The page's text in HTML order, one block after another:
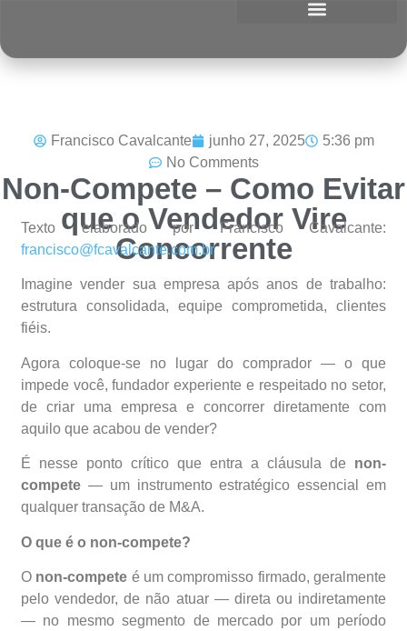
Francisco Cavalcante junho 27, 2025
5:36 pm
No Comments
Non-Compete – Como Evitar
que o Vendedor Vire
Concorrente
Texto elaborado por Francisco Cavalcante:
francisco@fcavalcante.com.br
Imagine vender sua empresa após anos de trabalho:
estrutura consolidada, equipe comprometida, clientes
fiéis.
Agora coloque-se no lugar do comprador — o que
impede você, fundador experiente e respeitado no setor,
de criar uma empresa e concorrer diretamente com
aquilo que acabou de vender?
É nesse ponto crítico que entra a cláusula de non-
compete — um instrumento estratégico essencial em
qualquer transação de M&A.
O que é o non-compete?
O non-compete é um compromisso firmado, geralmente
pelo vendedor, de não atuar — direta ou indiretamente
— no mesmo segmento de mercado por um período